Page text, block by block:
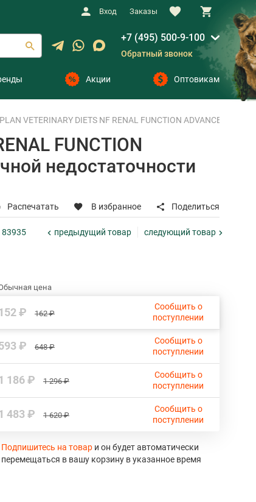
Вход Заказы
+7 (495) 500-9-100
Обратный звонок
Акции Оптовикам
VETERINARY DIETS NF RENAL FUNCTION ADVANCED
FUNCTION
недостаточности
Распечатать В избранное Поделиться
83935 предыдущий товар следующий товар
цена
₽ 162 ₽
Сообщить о
поступлении
₽ 648 ₽
Сообщить о
поступлении
186 ₽ 1 296 ₽
Сообщить о
поступлении
483 ₽ 1 620 ₽
Сообщить о
поступлении
Подпишитесь на товар и он будет автоматически
перемещаться в вашу корзину в указанное время